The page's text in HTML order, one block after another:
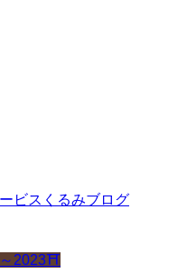
ビスくるみブログ
2023⛩